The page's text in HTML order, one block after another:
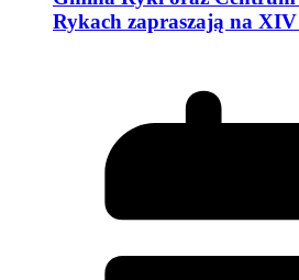
Rykach zapraszają na XIV